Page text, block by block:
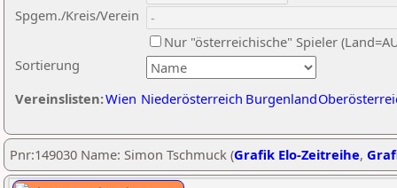
Sortierung
Spgem./Kreis/Verein
Nur "österreichische" Spieler
Vereinslisten:Wien Niederösterreich Burgenland
Pnr:149030 Name: Simon Tschmuck (Grafik Elo-Zeitreihe,